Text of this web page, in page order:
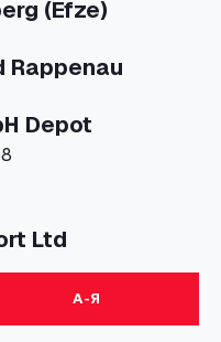
(Efze)
Rappenau
Depot
Ltd
А-Я